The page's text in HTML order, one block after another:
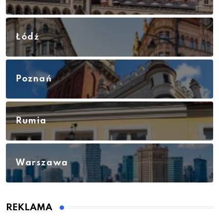
Łódź
Poznań
Rumia
Warszawa
REKLAMA